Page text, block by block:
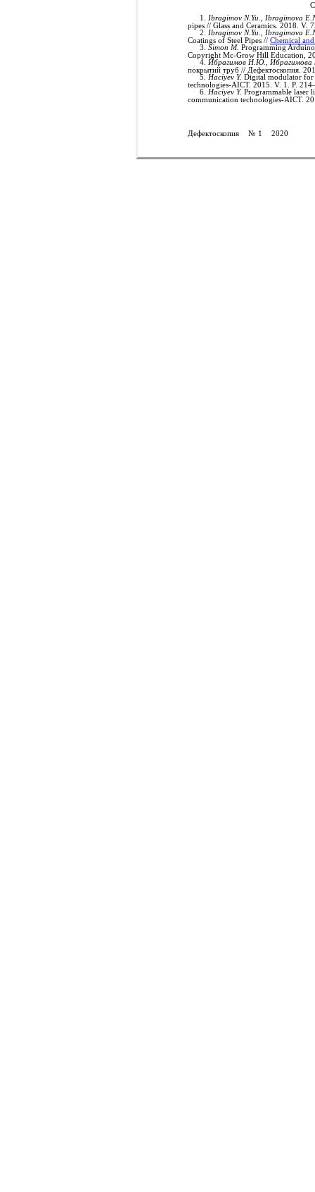
1. Ibragimov N.Yu., Ibragimova
pipes // Glass and Ceramics. 2018. V.
2. Ibragimov N.Yu., Ibragimova
Coatings of Steel Pipes // Chemical
3. Simon M. Programming
Copyright Mc-Grow Hill Education,
4. Ибрагимов Н.Ю.,
покрытий труб // Дефектоскопия.
5. Haciyev Y. Digital modulator
technologies-AICT. 2015. V. 1. P.
6. Haciyev Y. Programmable laser
communication technologies-AICT.
Дефектоскопия № 1 2020